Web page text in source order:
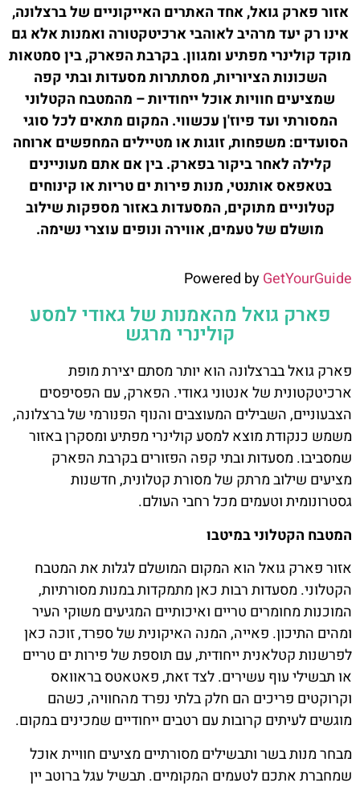
אזור פארק גואל, אחד האתרים האייקוניים של ברצלונה,
אינו רק יעד מרהיב לאוהבי ארכיטקטורה ואמנות אלא גם
מוקד קולינרי מפתיע ומגוון. בקרבת הפארק, בין סמטאות
השכונות הציוריות, מסתתרות מסעדות ובתי קפה
שמציעים חוויות אוכל ייחודיות – מהמטבח הקטלוני
המסורתי ועד פיוז'ן עכשווי. המקום מתאים לכל סוגי
הסועדים: משפחות, זוגות או מטיילים המחפשים ארוחה
קלילה לאחר ביקור בפארק. בין אם אתם מעוניינים
בטאפאס אותנטי, מנות פירות ים טריות או קינוחים
קטלוניים מתוקים, המסעדות באזור מספקות שילוב
מושלם של טעמים, אווירה ונופים עוצרי נשימה.
Powered byGetYourGuide
פארק גואל מהאמנות של גאודי למסע
קולינרי מרגש
פארק גואל בברצלונה הוא יותר מסתם יצירת מופת
ארכיטקטונית של אנטוני גאודי. הפארק, עם הפסיפסים
הצבעוניים, השבילים המעוצבים והנוף הפנורמי של ברצלונה,
משמש כנקודת מוצא למסע קולינרי מפתיע ומסקרן באזור
שמסביבו. מסעדות ובתי קפה הפזורים בקרבת הפארק
מציעים שילוב מרתק של מסורת קטלונית, חדשנות
גסטרונומית וטעמים מכל רחבי העולם.
המטבח הקטלוני במיטבו
אזור פארק גואל הוא המקום המושלם לגלות את המטבח
הקטלוני. מסעדות רבות כאן מתמקדות במנות מסורתיות,
המוכנות מחומרים טריים ואיכותיים המגיעים משוקי העיר
ומהים התיכון. פאייה, המנה האיקונית של ספרד, זוכה כאן
לפרשנות קטלאנית ייחודית, עם תוספת של פירות ים טריים
או תבשילי עוף עשירים. לצד זאת, פאטאטס בראוואס
וקרוקטים פריכים הם חלק בלתי נפרד מהחוויה, כשהם
מוגשים לעיתים קרובות עם רטבים ייחודיים שמכינים במקום.
מבחר מנות בשר ותבשילים מסורתיים מציעים חוויית אוכל
שמחברת אתכם לטעמים המקומיים. תבשיל עגל ברוטב יין